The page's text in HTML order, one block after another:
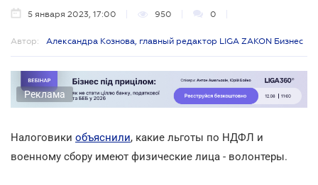
5 января 2023, 17:00 950 0
Автор: Александра Кознова, главный редактор LIGA ZAKON Бизнес
Реклама
Налоговики объяснили, какие льготы по НДФЛ и
военному сбору имеют физические лица - волонтеры.